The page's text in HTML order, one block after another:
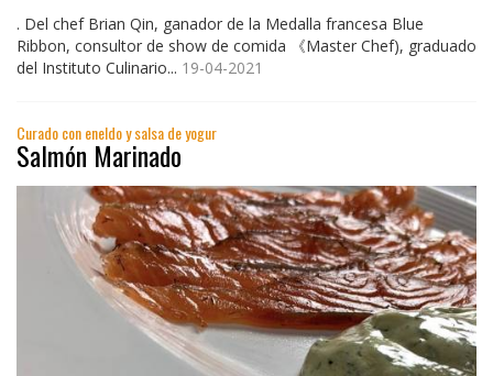
. Del chef Brian Qin, ganador de la Medalla francesa Blue
Ribbon, consultor de show de comida 《Master Chef), graduado
del Instituto Culinario... 19-04-2021
Curado con eneldo y salsa de yogur
Salmón Marinado